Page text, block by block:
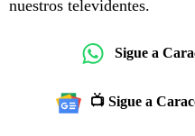
nuestros televidentes.
Sigue a
📺 Sigue a